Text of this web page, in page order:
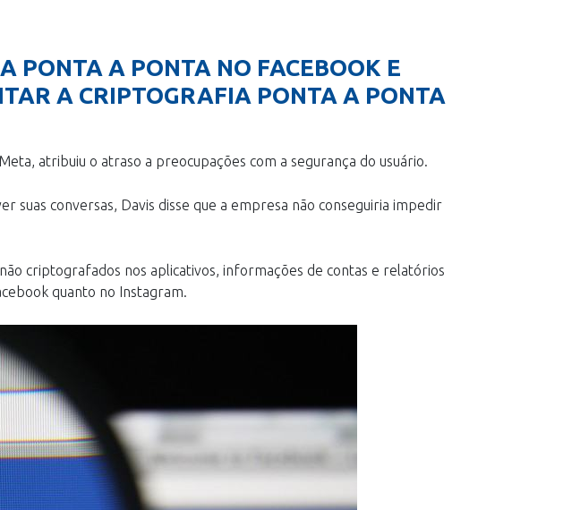
PONTA A PONTA NO FACEBOOK E
A CRIPTOGRAFIA PONTA A PONTA
atribuiu o atraso a preocupações com a segurança do usuário.
conversas, Davis disse que a empresa não conseguiria impedir
criptografados nos aplicativos, informações de contas e relatórios
quanto no Instagram.